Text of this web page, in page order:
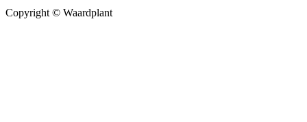
Copyright © Waardplant